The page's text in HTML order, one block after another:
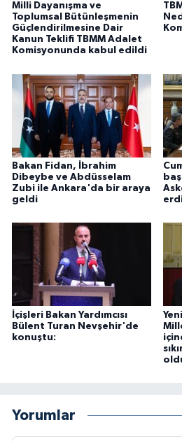
Milli Dayanışma ve
Toplumsal Bütünleşmenin
Güçlendirilmesine Dair
Kanun Teklifi TBMM Adalet
Komisyonunda kabul edildi
Bakan Fidan, İbrahim
Dibeybe ve Abdüsselam
Zubi ile Ankara'da bir araya
geldi
İçişleri Bakan Yardımcısı
Bülent Turan Nevşehir'de
konuştu:
Yorumlar